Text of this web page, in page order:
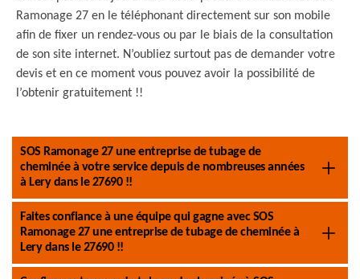
Ramonage 27 en le téléphonant directement sur son mobile
afin de fixer un rendez-vous ou par le biais de la consultation
de son site internet. N’oubliez surtout pas de demander votre
devis et en ce moment vous pouvez avoir la possibilité de
l’obtenir gratuitement !!
SOS Ramonage 27 une entreprise de tubage de
cheminée à votre service depuis de nombreuses années
à Lery dans le 27690 !!
Faites confiance à une équipe qui gagne avec SOS
Ramonage 27 une entreprise de tubage de cheminée à
Lery dans le 27690 !!